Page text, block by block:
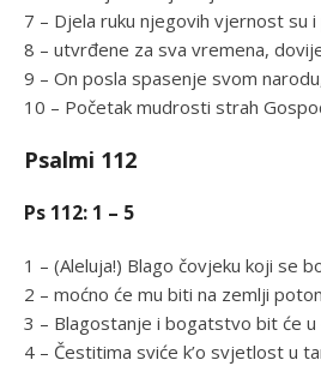
7 – Djela ruku njegovih vjernost
8 – utvrđene za sva vremena,
9 – On posla spasenje svom
10 – Početak mudrosti strah
Psalmi 112
Ps 112: 1 – 5
1 – (Aleluja!) Blago čovjeku koji se
2 – moćno će mu biti na zemlji
3 – Blagostanje i bogatstvo bit će
4 – Čestitima sviće k’o svjetlost u